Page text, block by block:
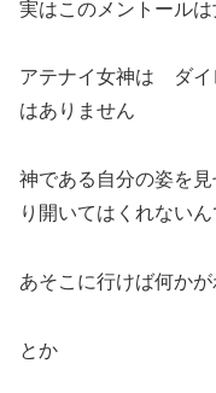
実はこのメントールは
アテナイ女神は ダイ
はありません
神である自分の姿を
り開いてはくれないん
あそこに行けば何か
とか